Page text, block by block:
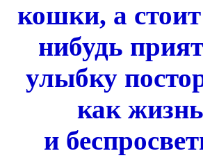
кошки, а
нибудь
улыбку
как
и